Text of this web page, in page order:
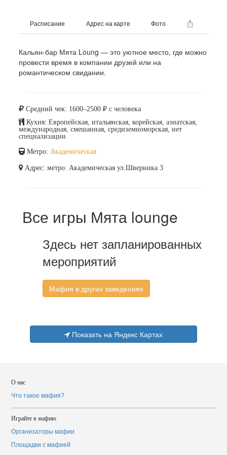
Расписание Адрес на карте Фото
Кальян-бар Мята Loung — это уютное место, где можно
провести время в компании друзей или на
романтическом свидании.
Средний чек: 1600–2500 ₽ с человека
Кухня: Европейская, итальянская, корейская, азиатская,
международная, смешанная, средиземноморская, нет
специализации
Метро: Академическая
Адрес: метро: Академическая ул.Шверника 3
Все игры Мята lounge
Здесь нет запланированных
мероприятий
Мафия в других заведениях
Показать на Яндекс Картах
О нас
Что такое мафия?
Играйте в мафию
Организаторы мафии
Площадки с мафией